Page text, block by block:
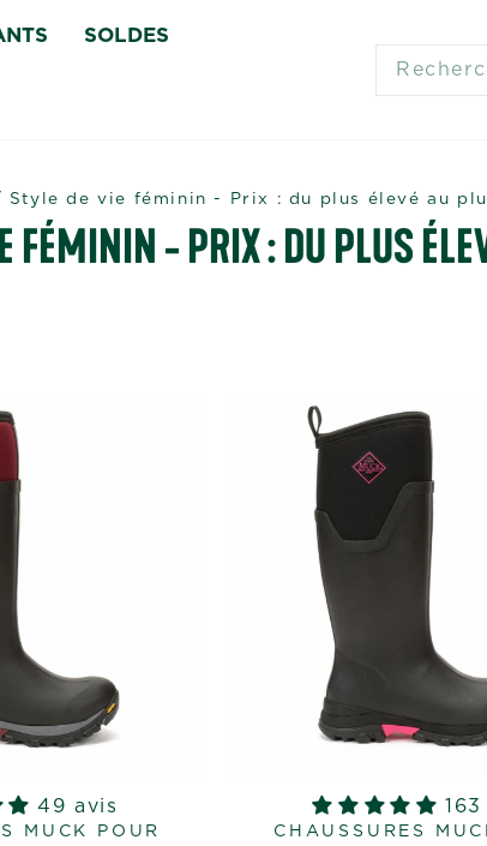
SOLDES
SEARCH
Style de vie féminin - Prix : du plus élevé au
FÉMININ - PRIX : DU PLUS
49 avis
MUCK POUR
163
CHAUSSURES